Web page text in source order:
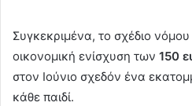
Συγκεκριμένα, το σχέδιο
οικονομική ενίσχυση των 150
στον Ιούνιο σχεδόν ένα
κάθε παιδί.